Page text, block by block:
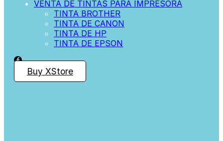
VENTA DE TINTAS PARA IMPRESORA
TINTA BROTHER
TINTA DE CANON
TINTA DE HP
TINTA DE EPSON
Buy XStore